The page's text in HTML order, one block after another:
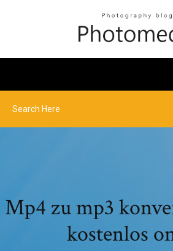
Mp4 zu mp3
kostenlos